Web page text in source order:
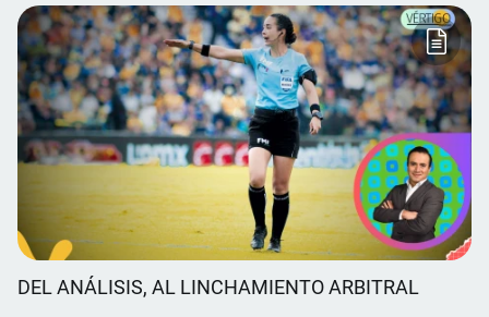
DEL ANÁLISIS, AL LINCHAMIENTO ARBITRAL